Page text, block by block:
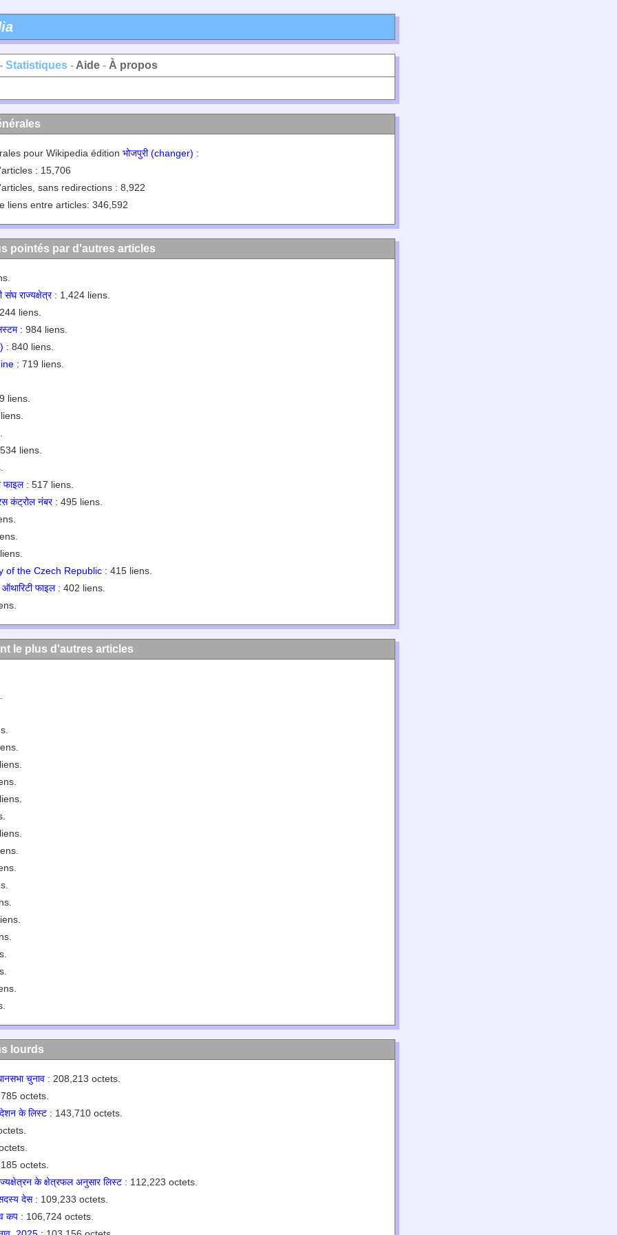
Statistiques - Aide - À propos
pour Wikipedia édition भोजपुरी (changer) :
: 15,706
sans redirections : 8,922
liens entre articles: 346,592
pointés par d'autres articles
संघ राज्यक्षेत्र: 1,424 liens.
liens.
: 984 liens.
: 840 liens.
: 719 liens.
liens.
liens.
फाइल: 517 liens.
कंट्रोल नंबर: 495 liens.
of the Czech Republic : 415 liens.
फाइल: 402 liens.
le plus d'autres articles
lourds
चुनाव : 208,213 octets.
octets.
के लिस्ट : 143,710 octets.
octets.
के क्षेत्रफल अनुसार लिस्ट : 112,223 octets.
देस: 109,233 octets.
कप : 106,724 octets.